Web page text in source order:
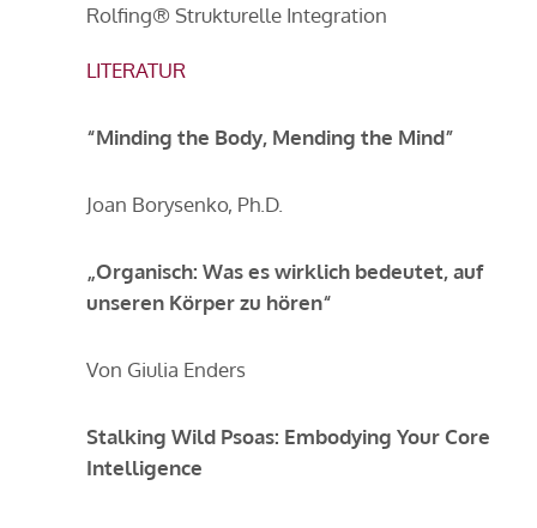
Rolfing® Strukturelle Integration
LITERATUR
“Minding the Body, Mending the Mind”
Joan Borysenko, Ph.D.
„Organisch: Was es wirklich bedeutet, auf
unseren Körper zu hören“
Von Giulia Enders
Stalking Wild Psoas: Embodying Your Core
Intelligence